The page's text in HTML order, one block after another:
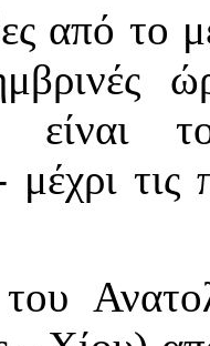
από το
είναι
μέχρι